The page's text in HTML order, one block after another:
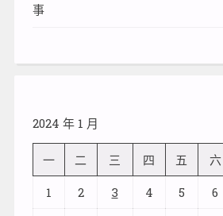
事
2024 年 1 月
一 二 三 四 五 六
1 2 3 4 5 6